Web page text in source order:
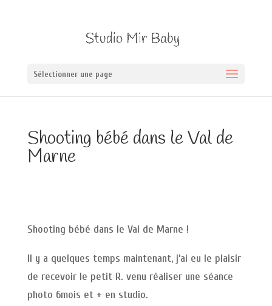
Sélectionner une page
Shooting bébé dans le Val de
Marne
Shooting bébé dans le Val de Marne !
Il y a quelques temps maintenant, j’ai eu le plaisir
de recevoir le petit R. venu réaliser une séance
photo 6mois et + en studio.